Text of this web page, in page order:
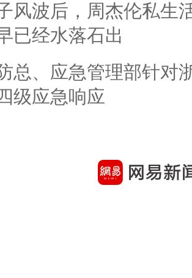
风波后，周杰伦私生
已经水落石出
总、应急管理部针对
级应急响应